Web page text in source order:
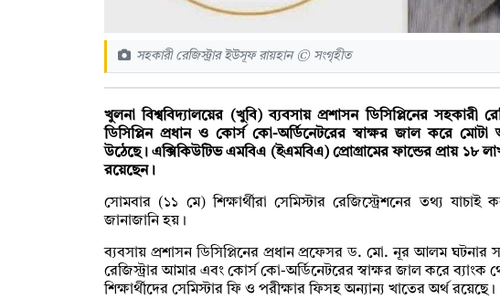
সহকারী রেজিস্ট্রার ইউসূফ রায়হান © সংগৃহীত
খুলনা বিশ্ববিদ্যালয়ের (খুবি) ব্যবসায় প্রশাসন ডিসিপ্লিনের সহকারী
ডিসিপ্লিন প্রধান ও কোর্স কো-অর্ডিনেটরের স্বাক্ষর জাল করে
উঠেছে। এক্সিকিউটিভ এমবিএ (ইএমবিএ) প্রোগ্রামের ফান্ডের প্রায় ১৮
রয়েছেন।
সোমবার (১১ মে) শিক্ষার্থীরা সেমিস্টার রেজিস্ট্রেশনের তথ্য
জানাজানি হয়।
ব্যবসায় প্রশাসন ডিসিপ্লিনের প্রধান প্রফেসর ড. মো. নূর আলম ঘটনার
রেজিস্ট্রার আমার এবং কোর্স কো-অর্ডিনেটরের স্বাক্ষর জাল করে ব্যাংক
শিক্ষার্থীদের সেমিস্টার ফি ও পরীক্ষার ফিসহ অন্যান্য খাতের অর্থ রয়েছে।